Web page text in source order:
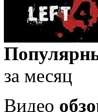
за месяц
Видео